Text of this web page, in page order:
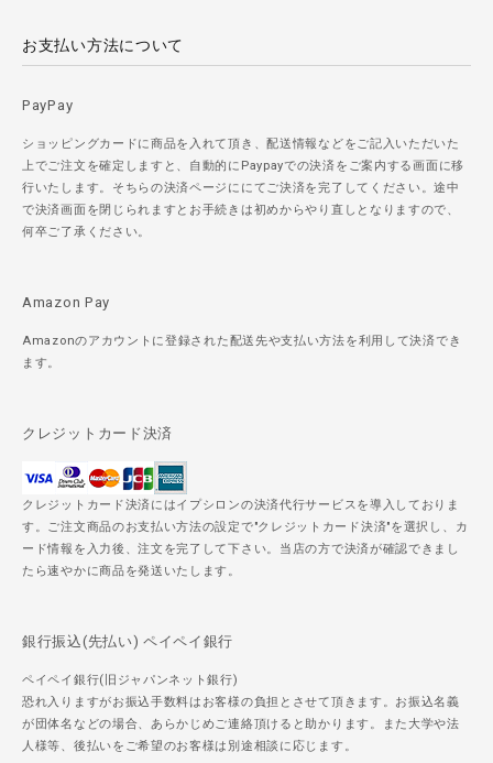
お支払い方法について
PayPay
ショッピングカードに商品を入れて頂き、配送情報などをご記入いただいた
上でご注文を確定しますと、自動的にPaypayでの決済をご案内する画面に移
行いたします。そちらの決済ページににてご決済を完了してください。途中
で決済画面を閉じられますとお手続きは初めからやり直しとなりますので、
何卒ご了承ください。
Amazon Pay
Amazonのアカウントに登録された配送先や支払い方法を利用して決済でき
ます。
クレジットカード決済
クレジットカード決済にはイプシロンの決済代行サービスを導入しておりま
す。ご注文商品のお支払い方法の設定で"クレジットカード決済"を選択し、カ
ード情報を入力後、注文を完了して下さい。当店の方で決済が確認できまし
たら速やかに商品を発送いたします。
銀行振込(先払い) ペイペイ銀行
ペイペイ銀行(旧ジャパンネット銀行)
恐れ入りますがお振込手数料はお客様の負担とさせて頂きます。お振込名義
が団体名などの場合、あらかじめご連絡頂けると助かります。また大学や法
人様等、後払いをご希望のお客様は別途相談に応じます。